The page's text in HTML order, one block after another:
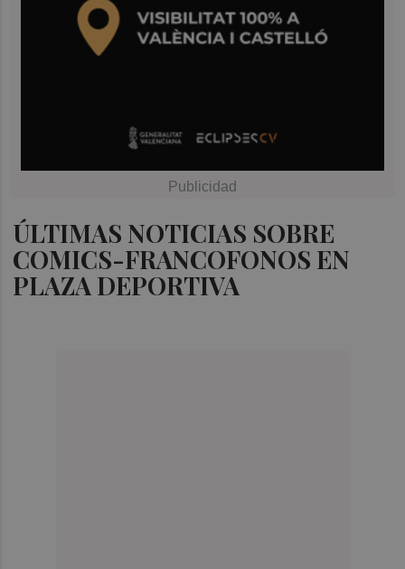
ÚLTIMAS NOTICIAS SOBRE
COMICS-FRANCOFONOS EN
PLAZA DEPORTIVA